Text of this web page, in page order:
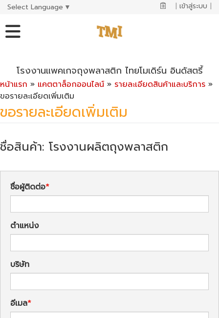
Select Language ▼ | เข้าสู่ระบบ |
โรงงานแพคเกจถุงพลาสติก ไทยโมเดิร์น อินดัสตรี้
หน้าแรก » แคตตาล็อกออนไลน์ » รายละเอียดสินค้าและบริการ »
ขอรายละเอียดเพิ่มเติม
ขอรายละเอียดเพิ่มเติม
ชื่อสินค้า: โรงงานผลิตถุงพลาสติก
ชื่อผู้ติดต่อ
ตำแหน่ง
บริษัท
อีเมล